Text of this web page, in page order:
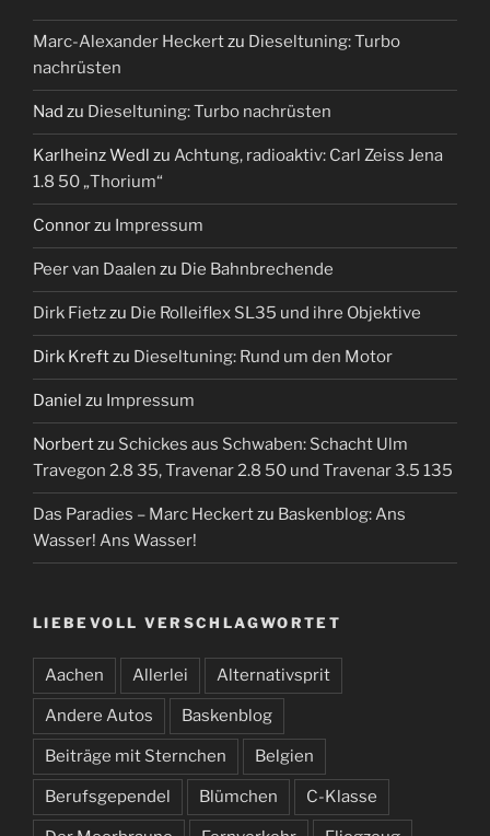
Marc-Alexander Heckertzu Dieseltuning: Turbo
nachrüsten
Nad zu Dieseltuning: Turbo nachrüsten
Karlheinz Wedl zu Achtung, radioaktiv: Carl Zeiss Jena
1.8 50 „Thorium“
Connorzu Impressum
Peer van Daalen zu Die Bahnbrechende
Dirk Fietzzu Die Rolleiflex SL35 und ihre Objektive
Dirk Kreftzu Dieseltuning: Rund um den Motor
Daniel zu Impressum
Norbertzu Schickes aus Schwaben: Schacht Ulm
Travegon 2.8 35, Travenar 2.8 50 und Travenar 3.5 135
Das Paradies – Marc Heckertzu Baskenblog: Ans
Wasser! Ans Wasser!
LIEBEVOLL VERSCHLAGWORTET
Aachen Allerlei Alternativsprit
Andere Autos Baskenblog
Beiträge mit Sternchen Belgien
Berufsgependel Blümchen C-Klasse